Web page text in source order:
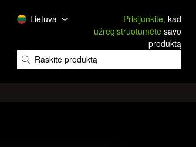
Lietuva Prisijunkite, kad
užregistruotumėte savo
produktą